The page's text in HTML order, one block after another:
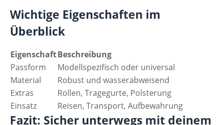
Wichtige Eigenschaften im
Überblick
EigenschaftBeschreibung
Passform
Modellspezifisch oder universal
Material
Robust und wasserabweisend
Extras
Rollen, Tragegurte, Polsterung
Einsatz
Reisen, Transport, Aufbewahrung
Fazit: Sicher unterwegs mit deinem